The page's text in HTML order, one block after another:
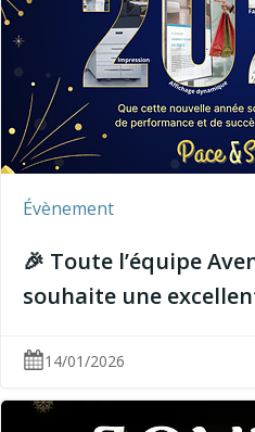
Évènement
🎉 Toute l’équipe
souhaite une
14/01/2026